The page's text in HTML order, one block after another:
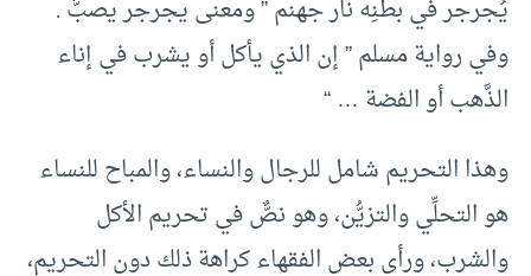
يُجرجر في بطنِه نار جهنم ” ومعنى يجرجر يصبُّ .
وفي رواية مسلم ” إن الذي يأكل أو يشرب في إناء
الذَّهب أو الفضة … “
وهذا التحريم شامل للرجال والنساء، والمباح للنساء
هو التحلِّي والتزيُّن، وهو نصٌّ في تحريم الأكل
والشرب، ورأى بعض الفقهاء كراهة ذلك دون التحريم،